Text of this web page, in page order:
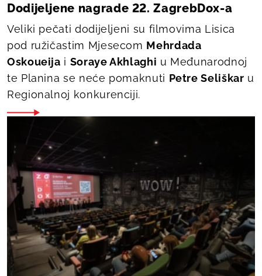
Dodijeljene nagrade 22. ZagrebDox-a
Veliki pečati dodijeljeni su filmovima Lisica
pod ružičastim Mjesecom Mehrdada
Oskoueija i Soraye Akhlaghi u Međunarodnoj
te Planina se neće pomaknuti Petre Seliškar u
Regionalnoj konkurenciji.